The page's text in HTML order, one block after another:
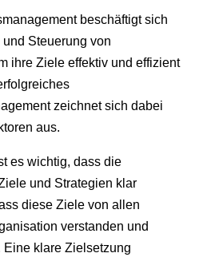
beschäftigt sich
Steuerung von
ihre Ziele effektiv und effizient
zeichnet sich dabei
aus.
es wichtig, dass die
und Strategien klar
diese Ziele von allen
verstanden und
Eine klare Zielsetzung